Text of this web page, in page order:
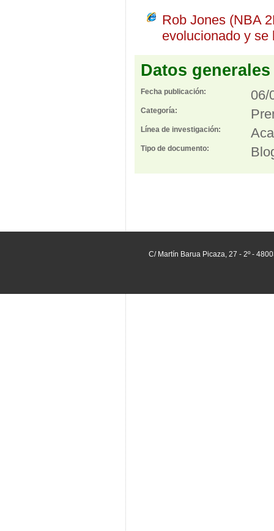
Rob Jones (NBA
evolucionado y se
Datos generales
Fecha publicación: 06/
Categoría:
Línea de investigación:
Tipo de documento:
C/ Martín Barua Picaza, 27 - 2º -